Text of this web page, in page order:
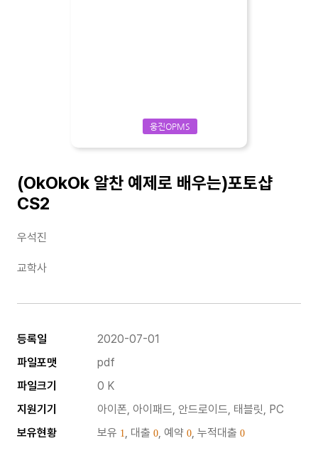
웅진OPMS
(OkOkOk 알찬 예제로 배우는)포토샵
CS2
우석진
교학사
등록일
2020-07-01
파일포맷
pdf
파일크기
0 K
지원기기
아이폰, 아이패드, 안드로이드, 태블릿, PC
보유현황
보유 1 , 대출 0 , 예약 0 , 누적대출 0